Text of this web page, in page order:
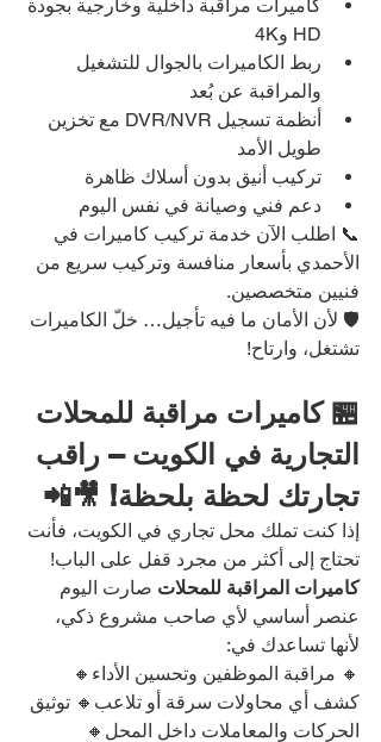
كاميرات مراقبة داخلية وخارجية بجودة
HD و4K
ربط الكاميرات بالجوال للتشغيل
والمراقبة عن بُعد
أنظمة تسجيل DVR/NVR مع تخزين
طويل الأمد
تركيب أنيق بدون أسلاك ظاهرة
دعم فني وصيانة في نفس اليوم
📞 اطلب الآن خدمة تركيب كاميرات في
الأحمدي بأسعار منافسة وتركيب سريع من
فنيين متخصصين.
🛡️ لأن الأمان ما فيه تأجيل… خلّ الكاميرات
تشتغل، وارتاح!
🏪 كاميرات مراقبة للمحلات
التجارية في الكويت – راقب
تجارتك لحظة بلحظة! 🎥📲
إذا كنت تملك محل تجاري في الكويت، فأنت
تحتاج إلى أكثر من مجرد قفل على الباب!
كاميرات المراقبة للمحلات صارت اليوم
عنصر أساسي لأي صاحب مشروع ذكي،
لأنها تساعدك في:
🔸 مراقبة الموظفين وتحسين الأداء🔸
كشف أي محاولات سرقة أو تلاعب🔸 توثيق
الحركات والمعاملات داخل المحل🔸